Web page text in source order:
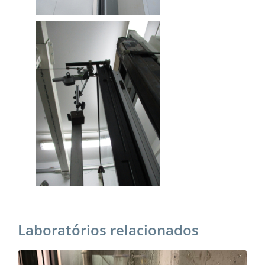
Laboratórios relacionados